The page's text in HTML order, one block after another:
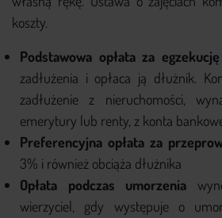
koszty.
Podstawowa opłata za egzekucję
zadłużenia i opłaca ją dłużnik.
zadłużenie z nieruchomości,
emerytury lub renty, z konta
Preferencyjna opłata za
3% i również obciąża dłużnika
Opłata podczas umorzenia
wierzyciel, gdy występuje o